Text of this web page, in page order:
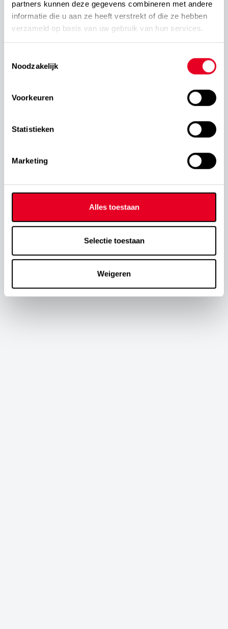
partners kunnen deze gegevens combineren met andere
informatie die u aan ze heeft verstrekt of die ze hebben
verzameld op basis van uw gebruik van hun services.
Noodzakelijk
Voorkeuren
Statistieken
Marketing
Alles toestaan
Selectie toestaan
Weigeren
HET MAGNETENBEDRIJF
Productfotografie
ROLEX PHOTOCAMPAIGN